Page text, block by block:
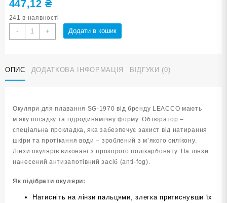
447,12₴
241 в наявності
-
Окуляри
для
SG1970-
black
+ Додати в кошик
ОПИС ДОДАТКОВА ІНФОРМАЦІЯ ВІДГУКИ (0)
Окуляри для плавання SG-1970 від бренду LEACCO мають
м’яку посадку та гідродинамічну форму. Обтюратор –
спеціальна прокладка, яка забезпечує захист від натирання
шкіри та протікання води – зроблений з м’якого силікону.
Лінзи окулярів виконані з прозорого полікарбонату. На лінзи
нанесений антизапотівний засіб (anti-fog).
Як підібрати окуляри:
Натисніть на лінзи пальцями, злегка притиснувши їх